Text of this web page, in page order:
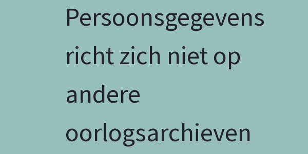
Persoonsgegevens
richt zich niet op
andere
oorlogsarchieven